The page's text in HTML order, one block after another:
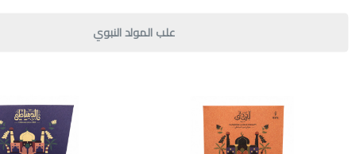
علب المولد النبوي